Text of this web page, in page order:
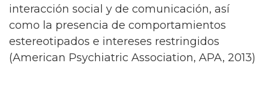
interacción social y de comunicación, así
como la presencia de comportamientos
estereotipados e intereses restringidos
(American Psychiatric Association, APA, 2013)